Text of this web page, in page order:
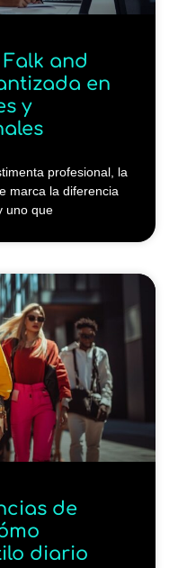
and
en
y
profesional, la
marca la diferencia
uno que
de
diario